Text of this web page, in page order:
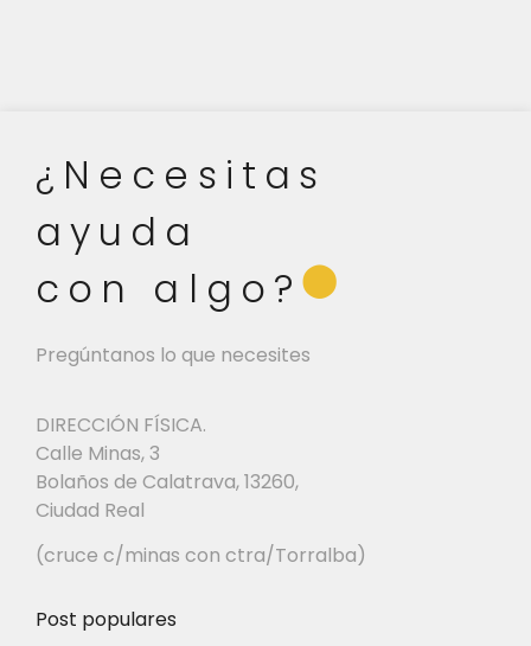
¿Necesitas
ayuda
con algo? ⬤
Pregúntanos lo que necesites
DIRECCIÓN FÍSICA.
Calle Minas, 3
Bolaños de Calatrava, 13260,
Ciudad Real
(cruce c/minas con ctra/Torralba)
Post populares